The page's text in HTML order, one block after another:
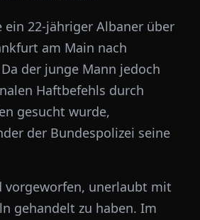
ein 22-jähriger Albaner über
am Main nach
der junge Mann jedoch
Haftbefehls durch
gesucht wurde,
der Bundespolizei seine
vorgeworfen, unerlaubt mit
gehandelt zu haben. Im